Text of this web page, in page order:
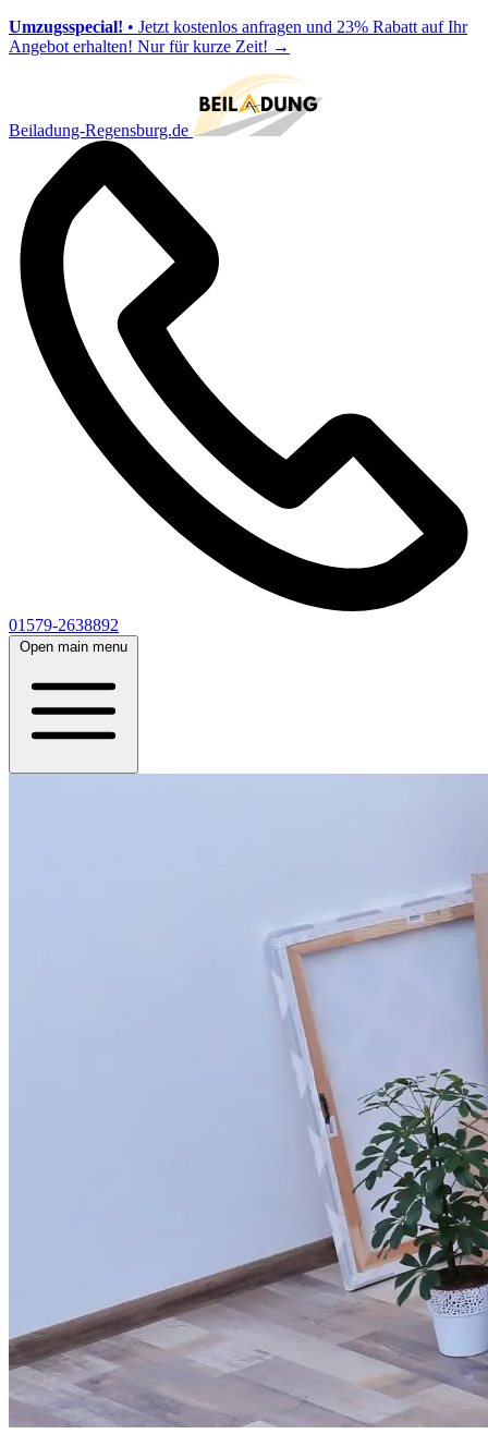
Umzugsspecial! • Jetzt kostenlos anfragen und 23% Rabatt auf Ihr
Angebot erhalten! Nur für kurze Zeit! →
Beiladung-Regensburg.de
01579-2638892
Open main menu